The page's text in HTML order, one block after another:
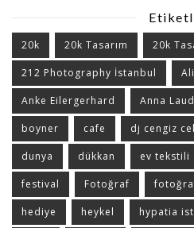
20k 20k Tasarım 20k
212 Photography İstanbul
Anke Eilergerhard Anna
boyner cafe dj cengiz
dunya dükkan ev tekstili
festival Fotoğraf
hediye heykel hypatia